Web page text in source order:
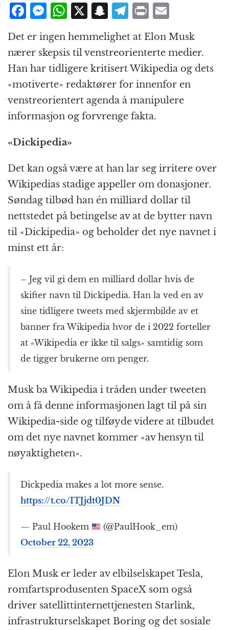
F
c
e
b
o
o
k
M
ss
e
n
g
e
r
W
h
at
s
A
p
p
X S
n
a
p
c
h
at
T
e
g
r
a
m
P
ri
n
t
m
ai
l
Det er ingen hemmelighet at Elon Musk
nærer skepsis til venstreorienterte medier.
Han har tidligere kritisert Wikipedia og dets
«motiverte» redaktører for innenfor en
venstreorientert agenda å manipulere
informasjon og forvrenge fakta.
«Dickipedia»
Det kan også være at han lar seg irritere over
Wikipedias stadige appeller om donasjoner.
Søndag tilbød han én milliard dollar til
nettstedet på betingelse av at de bytter navn
til «Dickipedia» og beholder det nye navnet i
minst ett år:
– Jeg vil gi dem en milliard dollar hvis de
skifter navn til Dickipedia. Han la ved en av
sine tidligere tweets med skjermbilde av et
banner fra Wikipedia hvor de i 2022 forteller
at «Wikipedia er ikke til salgs» samtidig som
de tigger brukerne om penger.
Musk ba Wikipedia i tråden under tweeten
om å få denne informasjonen lagt til på sin
Wikipedia-side og tilføyde videre at tilbudet
om det nye navnet kommer «av hensyn til
nøyaktigheten».
Dickpedia makes a lot more sense.
https://t.co/ITJjdt0JDN
— Paul Hookem
(@PaulHook_em)
October 22, 2023
Elon Musk er leder av elbilselskapet Tesla,
romfartsprodusenten SpaceX som også
driver satellittinternettjenesten Starlink,
infrastrukturselskapet Boring og det sosiale